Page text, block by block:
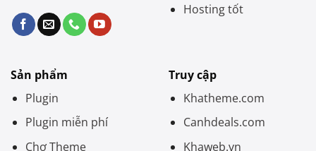
Hosting tốt
Sản phẩm
Plugin
Plugin miễn phí
Chợ Theme
Truy cập
Khatheme.com
Canhdeals.com
Khaweb.vn